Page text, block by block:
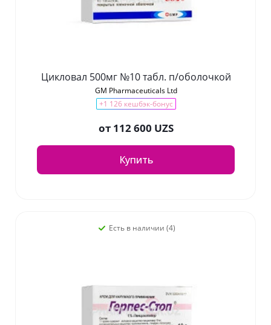
Цикловал 500мг №10 табл. п/оболочкой
GM Pharmaceuticals Ltd
+1 126 кешбэк-бонус
от 112 600 UZS
Купить
Есть в наличии (4)